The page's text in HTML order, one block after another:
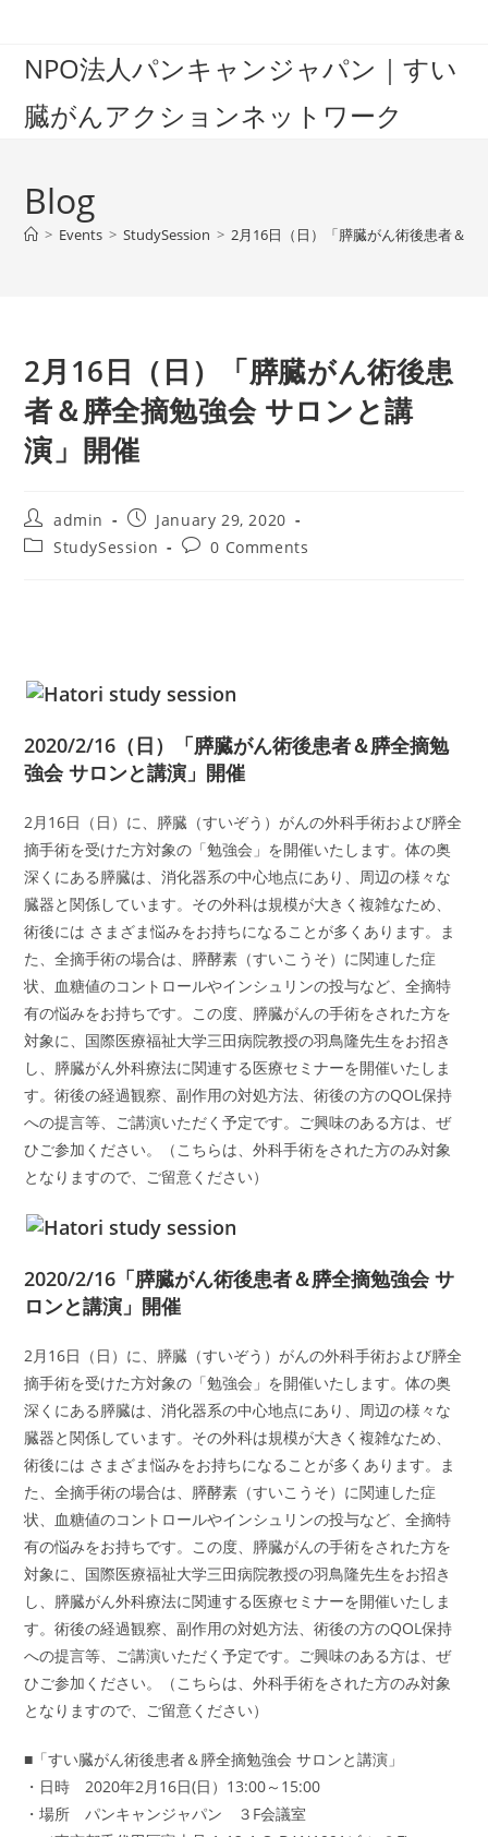
contentNPO法人パンキャンジャパン｜すい
臓がんアクションネットワーク
Blog
> Events > StudySession > 2月16日（日）「膵臓がん術後患者＆
2月16日（日）「膵臓がん術後患
者＆膵全摘勉強会 サロンと講
演」開催
Post
author:
admin
Post
published:
January 29, 2020
PostStudySession
Post0 Comments
2020/2/16（日）「膵臓がん術後患者＆膵全摘勉
強会 サロンと講演」開催
2月16日（日）に、膵臓（すいぞう）がんの外科手術および膵全
摘手術を受けた方対象の「勉強会」を開催いたします。体の奥
深くにある膵臓は、消化器系の中心地点にあり、周辺の様々な
臓器と関係しています。その外科は規模が大きく複雑なため、
術後には さまざま悩みをお持ちになることが多くあります。ま
た、全摘手術の場合は、膵酵素（すいこうそ）に関連した症
状、血糖値のコントロールやインシュリンの投与など、全摘特
有の悩みをお持ちです。この度、膵臓がんの手術をされた方を
対象に、国際医療福祉大学三田病院教授の羽鳥隆先生をお招き
し、膵臓がん外科療法に関連する医療セミナーを開催いたしま
す。術後の経過観察、副作用の対処方法、術後の方のQOL保持
への提言等、ご講演いただく予定です。ご興味のある方は、ぜ
ひご参加ください。（こちらは、外科手術をされた方のみ対象
となりますので、ご留意ください）
2020/2/16「膵臓がん術後患者＆膵全摘勉強会 サ
ロンと講演」開催
2月16日（日）に、膵臓（すいぞう）がんの外科手術および膵全
摘手術を受けた方対象の「勉強会」を開催いたします。体の奥
深くにある膵臓は、消化器系の中心地点にあり、周辺の様々な
臓器と関係しています。その外科は規模が大きく複雑なため、
術後には さまざま悩みをお持ちになることが多くあります。ま
た、全摘手術の場合は、膵酵素（すいこうそ）に関連した症
状、血糖値のコントロールやインシュリンの投与など、全摘特
有の悩みをお持ちです。この度、膵臓がんの手術をされた方を
対象に、国際医療福祉大学三田病院教授の羽鳥隆先生をお招き
し、膵臓がん外科療法に関連する医療セミナーを開催いたしま
す。術後の経過観察、副作用の対処方法、術後の方のQOL保持
への提言等、ご講演いただく予定です。ご興味のある方は、ぜ
ひご参加ください。（こちらは、外科手術をされた方のみ対象
となりますので、ご留意ください）
■「すい臓がん術後患者＆膵全摘勉強会 サロンと講演」
・日時 2020年2月16日(日）13:00～15:00
・場所 パンキャンジャパン ３F会議室